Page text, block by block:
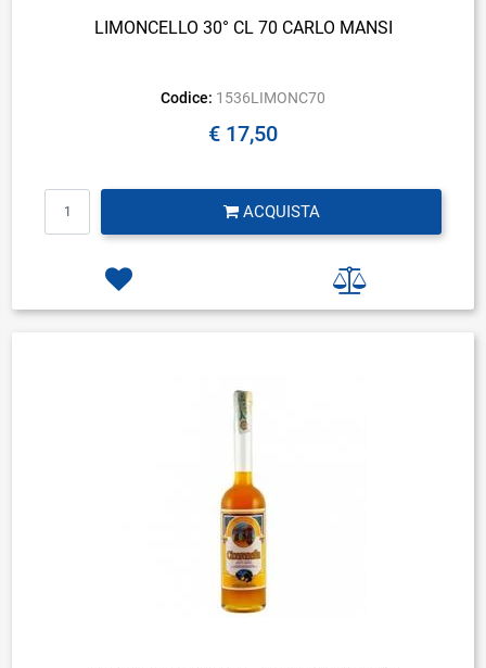
LIMONCELLO 30° CL 70 CARLO MANSI
Codice: 1536LIMONC70
€ 17,50
ACQUISTA